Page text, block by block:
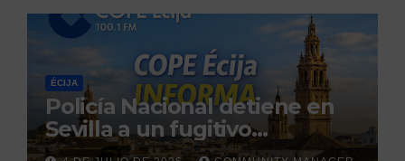
ÉCIJA
Policía Nacional detiene en
Sevilla a un fugitivo
reclamado por narcotráfico